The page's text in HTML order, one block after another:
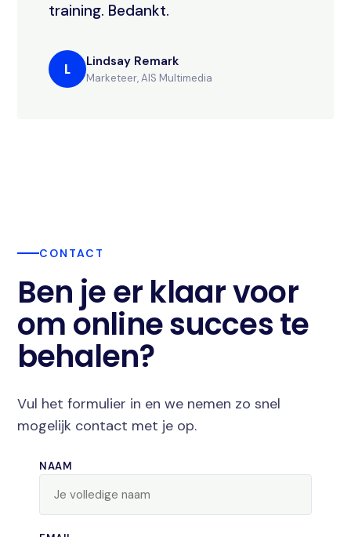
training. Bedankt.
L Lindsay Remark
Marketeer, AIS Multimedia
CONTACT
Ben je er klaar voor
om online succes te
behalen?
Vul het formulier in en we nemen zo snel
mogelijk contact met je op.
NAAM